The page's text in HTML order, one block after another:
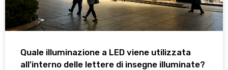
Quale illuminazione a LED viene utilizzata
all'interno delle lettere di insegne illuminate?